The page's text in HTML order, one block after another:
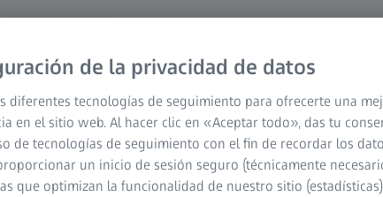
de la privacidad de datos
diferentes tecnologías de seguimiento para ofrecerte una
en el sitio web. Al hacer clic en «Aceptar todo», das tu
de tecnologías de seguimiento con el fin de recordar los
un inicio de sesión seguro (técnicamente
que optimizan la funcionalidad de nuestro sitio